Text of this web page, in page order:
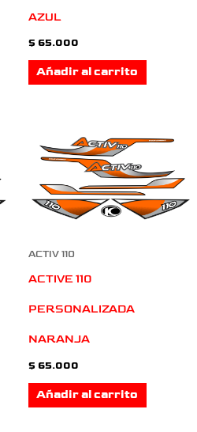
AZUL
$ 65.000
Añadir al carrito
ACTIV 110
ACTIVE 110
PERSONALIZADA
NARANJA
$ 65.000
Añadir al carrito